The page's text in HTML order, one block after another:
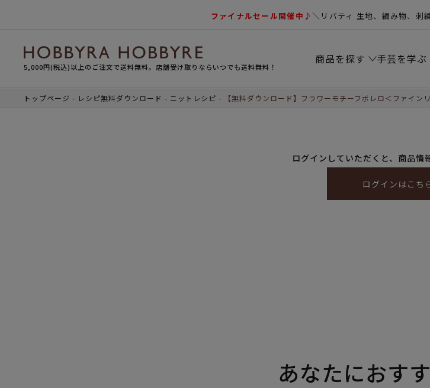
ファイナルセール開催中♪＼リバティ 生地、編み物、刺
5,000円(税込)以上のご注文で送料無料。店舗受け取りならいつでも送料無料！
商品を探す 手芸を学ぶ
トップページ レシピ無料ダウンロード ニットレシピ 【無料ダウンロード】フラワーモチーフボレロ＜ファイン
ログインしていただくと、商品情
ログインはこち
あなたにおす